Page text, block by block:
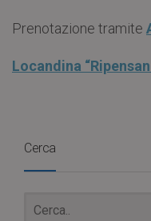
Prenotazione tramite
Locandina
Cerca